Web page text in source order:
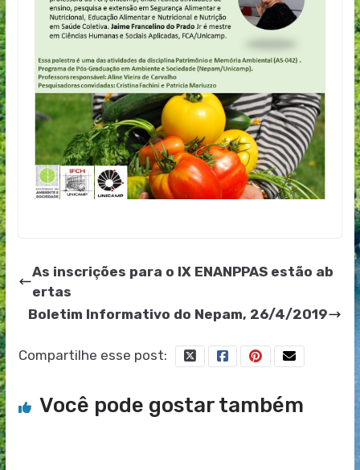
As inscrições para o IX ENANPPAS estão ab
ertas
Boletim Informativo do Nepam, 26/4/2019
Compartilhe esse post:
Você pode gostar também